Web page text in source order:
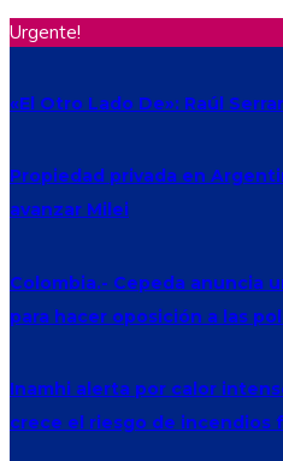
Urgente!
«El Otro Lado De»: Raúl
Propiedad privada en
avanzar Milei
Colombia.- Cepeda anuncia
para hacer oposición a las
Inamhi alerta por calor
crece el riesgo de incendios